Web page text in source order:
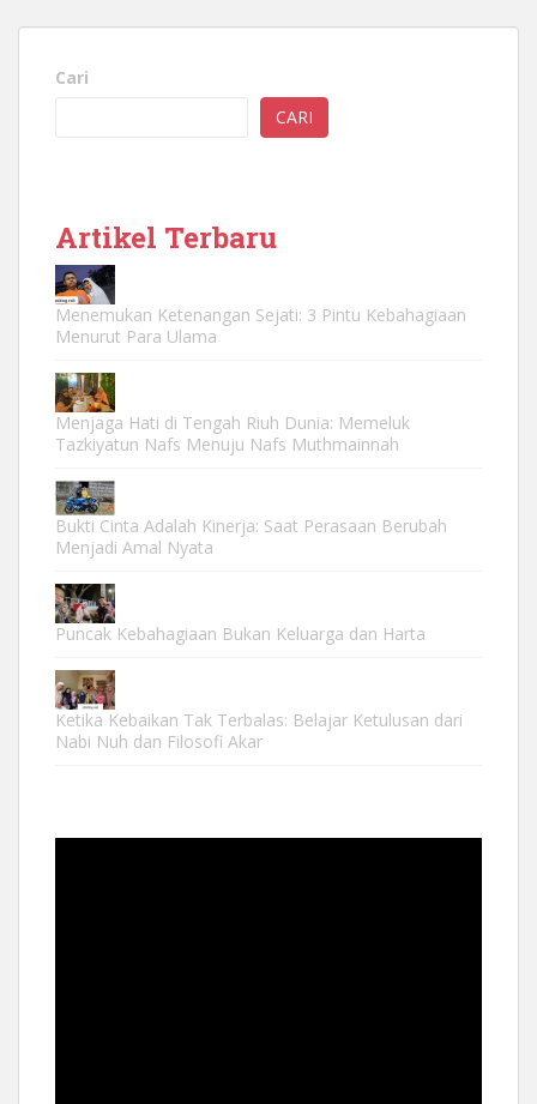
Cari
CARI
Artikel Terbaru
Menemukan Ketenangan Sejati: 3 Pintu Kebahagiaan
Menurut Para Ulama
Menjaga Hati di Tengah Riuh Dunia: Memeluk
Tazkiyatun Nafs Menuju Nafs Muthmainnah
Bukti Cinta Adalah Kinerja: Saat Perasaan Berubah
Menjadi Amal Nyata
Puncak Kebahagiaan Bukan Keluarga dan Harta
Ketika Kebaikan Tak Terbalas: Belajar Ketulusan dari
Nabi Nuh dan Filosofi Akar